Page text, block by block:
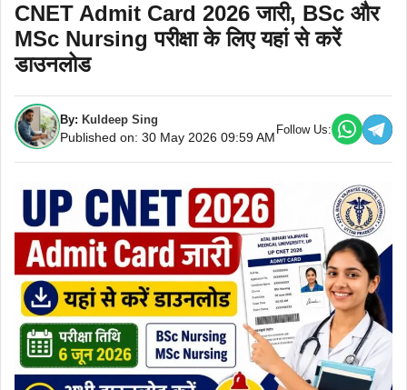
CNET Admit Card 2026 जारी, BSc और
MSc Nursing परीक्षा के लिए यहां से करें
डाउनलोड
By: Kuldeep Sing
Published on: 30 May 2026 09:59 AM
Follow Us: